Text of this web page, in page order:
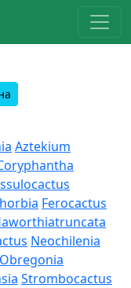
Aztekium
Ferocactus
Neochilenia
Obregonia
Strombocactus